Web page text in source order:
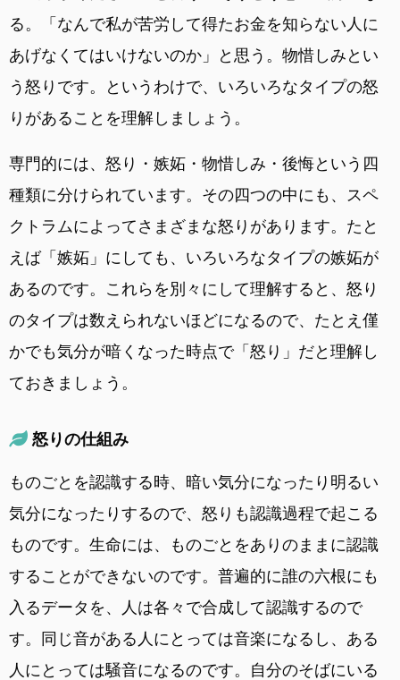
る。「なんで私が苦労して得たお金を知らない人に
あげなくてはいけないのか」と思う。物惜しみとい
う怒りです。というわけで、いろいろなタイプの怒
りがあることを理解しましょう。
専門的には、怒り・嫉妬・物惜しみ・後悔という四
種類に分けられています。その四つの中にも、スペ
クトラムによってさまざまな怒りがあります。たと
えば「嫉妬」にしても、いろいろなタイプの嫉妬が
あるのです。これらを別々にして理解すると、怒り
のタイプは数えられないほどになるので、たとえ僅
かでも気分が暗くなった時点で「怒り」だと理解し
ておきましょう。
怒りの仕組み
ものごとを認識する時、暗い気分になったり明るい
気分になったりするので、怒りも認識過程で起こる
ものです。生命には、ものごとをありのままに認識
することができないのです。普遍的に誰の六根にも
入るデータを、人は各々で合成して認識するので
す。同じ音がある人にとっては音楽になるし、ある
人にとっては騒音になるのです。自分のそばにいる